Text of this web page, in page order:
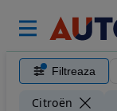
Filtreaza
Citroën